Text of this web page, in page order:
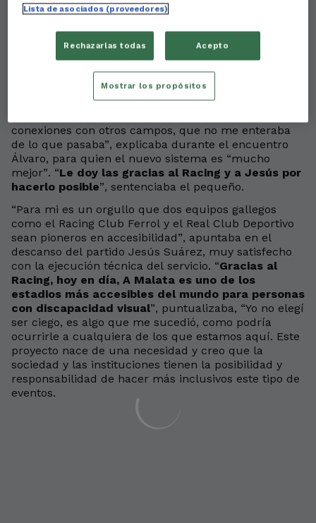
Álvaro Otero, uno joven abonado del club, y Jesus
aplicación a A Malata
y el domingo pudieron
disfrutar desde la grada de una de sus grandes
pasiones, el fútbol. Lo hicieron gracias a la voz de
Xavi Collazo, la otra parte de la ecuación, quien dará
forma a la narración de los partidos.
conexiones con otros campos, que no me enteraba
de lo que pasaba”, explicaba durante el encuentro
Álvaro, para quien el nuevo sistema es “mucho
mejor”. “Le doy las gracias al Racing y a Jesús por
hacerlo posible”, sentenciaba el pequeño.
“Para mi es un orgullo que dos equipos gallegos
como el Racing Club Ferrol y el Real Club Deportivo
sean pioneros en accesibilidad”, apuntaba en el
descanso del partido Jesús Suárez, muy satisfecho
con la ejecución técnica del servicio. “Gracias al
Racing, hoy en día, A Malata es uno de los
estadios más accesibles del mundo para personas
con discapacidad visual”, puntualizaba, “Yo no elegí
ser ciego, es algo que me sucedió, como podría
ocurrirle a cualquiera de los que estamos aquí. Este
proyecto nace de una necesidad y creo que la
sociedad y las instituciones tienen la posibilidad y
responsabilidad de hacer más inclusivos este tipo de
eventos.
Lista de asociados (proveedores)
Rechazarlas todas Acepto
Mostrar los propósitos